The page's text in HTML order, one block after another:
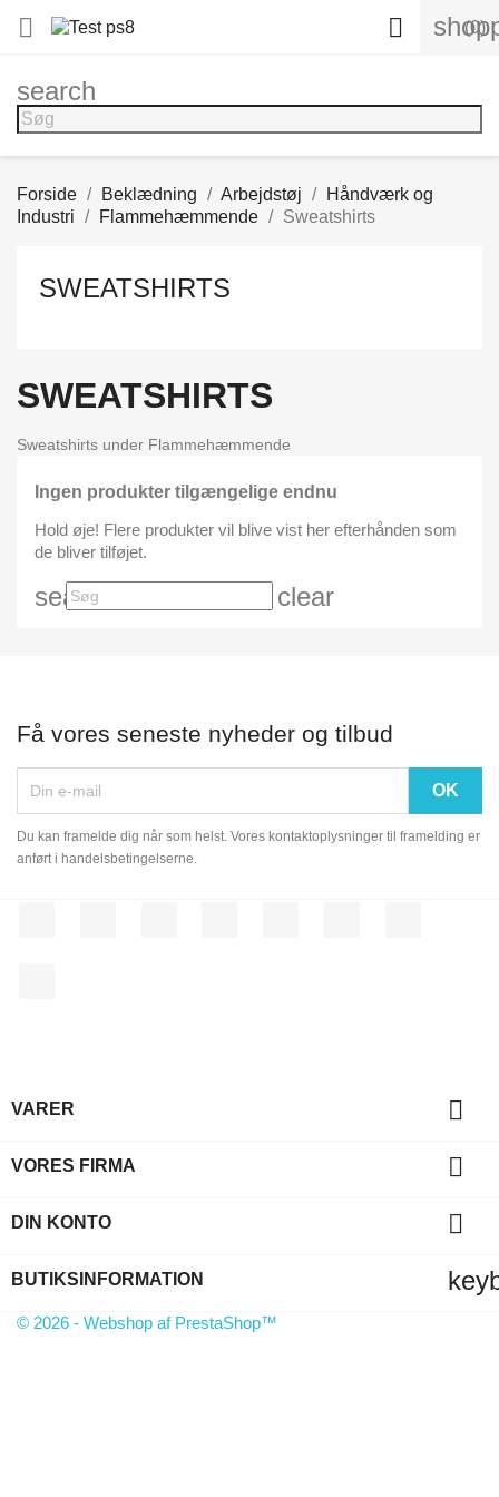
 (0)

search
Forside Beklædning Arbejdstøj
Håndværk og
Industri
Flammehæmmende Sweatshirts
SWEATSHIRTS
SWEATSHIRTS
Sweatshirts under Flammehæmmende
Ingen produkter tilgængelige endnu
Hold øje! Flere produkter vil blive vist her efterhånden som
de bliver tilføjet.
search clear
Få vores seneste nyheder og tilbud
Du kan framelde dig når som helst. Vores kontaktoplysninger til framelding er
anført i handelsbetingelserne.
VARER 
VORES FIRMA 
DIN KONTO 
BUTIKSINFORMATION
© 2026 - Webshop af PrestaShop™